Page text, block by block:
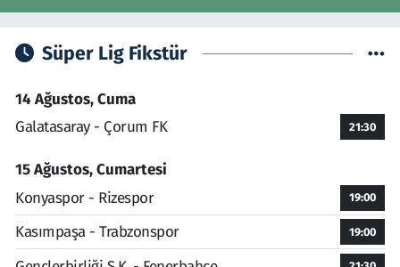
Süper Lig Fikstür
14 Ağustos, Cuma
Galatasaray - Çorum FK
21:30
15 Ağustos, Cumartesi
Konyaspor - Rizespor
19:00
Kasımpaşa - Trabzonspor 19:00